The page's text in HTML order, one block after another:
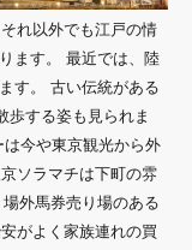
れ以外でも江戸の情
ます。 最近では、陸
す。 古い伝統がある
歩する姿も見られま
今や東京観光から外
ソラマチは下町の雰
外馬券売り場のある
がよく家族連れの買